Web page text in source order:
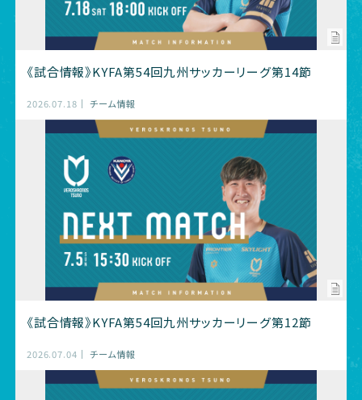
《試合情報》KYFA第54回九州サッカーリーグ第14節
2026.07.18 チーム情報
《試合情報》KYFA第54回九州サッカーリーグ第12節
2026.07.04 チーム情報